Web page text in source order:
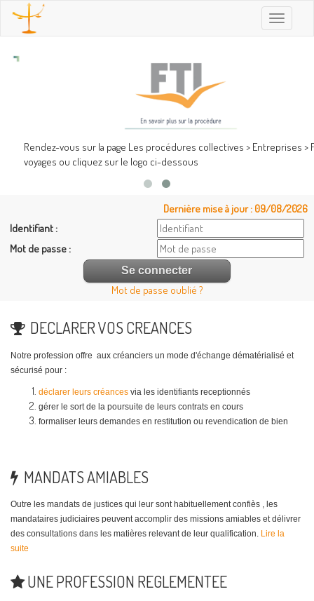
Toggle
Rendez-vous sur la page Les procédures collectives > Entreprises > FTI
voyages ou cliquez sur le logo ci-dessous
Dernière mise à jour : 09/08/2026
Identifiant :
Mot de passe :
Mot de passe oublié ?
DECLARER VOS CREANCES
Notre profession offre aux créanciers un mode d'échange dématérialisé et
sécurisé pour :
déclarer leurs créances via les identifiants receptionnés
gérer le sort de la poursuite de leurs contrats en cours
formaliser leurs demandes en restitution ou revendication de bien
MANDATS AMIABLES
Outre les mandats de justices qui leur sont habituellement confiès , les
mandataires judiciaires peuvent accomplir des missions amiables et délivrer
des consultations dans les matières relevant de leur qualification. Lire la
suite
UNE PROFESSION REGLEMENTEE